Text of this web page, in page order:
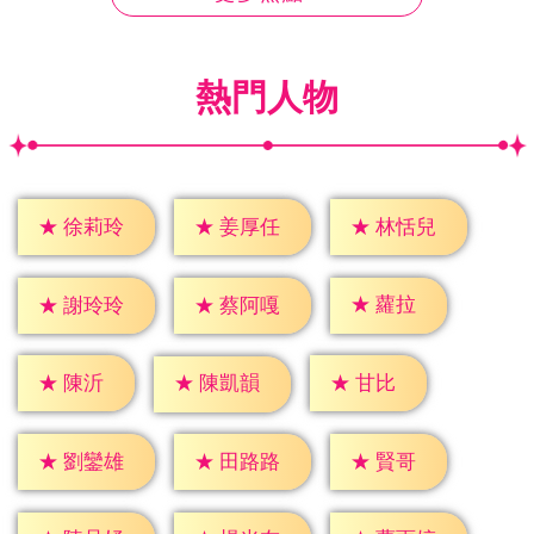
熱門人物
★ 徐莉玲 ★ 姜厚任 ★ 林恬兒
★ 謝玲玲 ★ 蔡阿嘎 ★ 蘿拉
★ 陳沂 ★ 陳凱韻 ★ 甘比
★ 劉鑾雄 ★ 田路路 ★ 賢哥